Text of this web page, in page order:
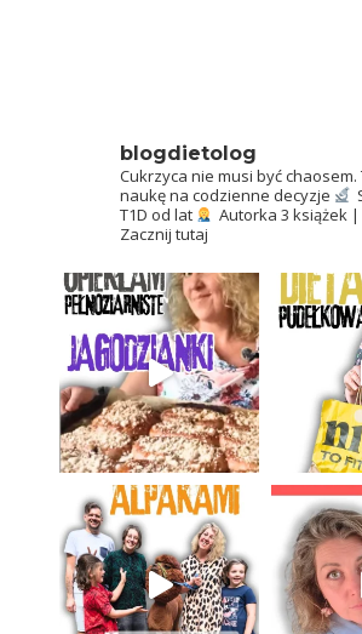
blogdietolog
Cukrzyca nie musi być chaosem.
naukę na codzienne decyzje
T1D od lat
Autorka 3 książek |
Zacznij tutaj